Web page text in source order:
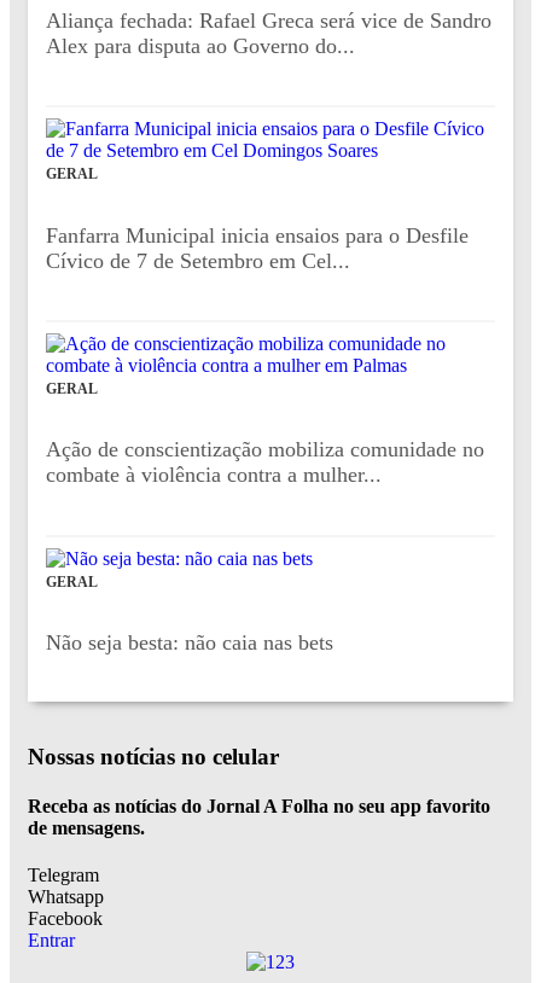
Aliança fechada: Rafael Greca será vice de Sandro
Alex para disputa ao Governo do...
GERAL
Fanfarra Municipal inicia ensaios para o Desfile
Cívico de 7 de Setembro em Cel...
GERAL
Ação de conscientização mobiliza comunidade no
combate à violência contra a mulher...
GERAL
Não seja besta: não caia nas bets
Nossas notícias no celular
Receba as notícias do Jornal A Folha no seu app favorito
de mensagens.
Telegram
Whatsapp
Facebook
Entrar